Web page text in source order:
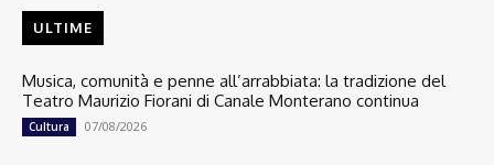
ULTIME
Musica, comunità e penne all’arrabbiata: la tradizione del
Teatro Maurizio Fiorani di Canale Monterano continua
Cultura 07/08/2026